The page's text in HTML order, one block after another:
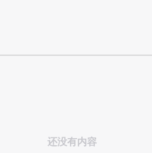
还没有内容